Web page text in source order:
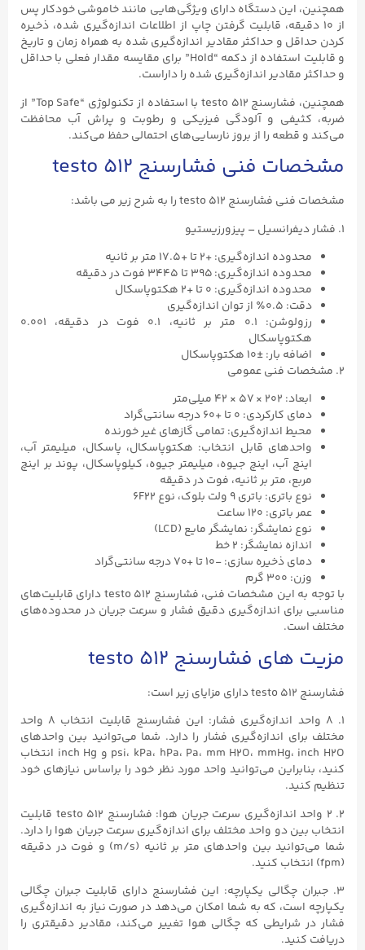
همچنین، این دستگاه دارای ویژگی‌هایی مانند خاموشی خودکار پس
از ۱۰ دقیقه، قابلیت گرفتن چاپ از اطلاعات اندازه‌گیری شده، ذخیره
کردن حداقل و حداکثر مقادیر اندازه‌گیری شده به همراه زمان و تاریخ
و قابلیت استفاده از دکمه “Hold” برای مقایسه مقدار فعلی با حداقل
و حداکثر مقادیر اندازه‌گیری شده را داراست.
همچنین، فشارسنج testo ۵۱۲ با استفاده از تکنولوژی “Top Safe” از
ضربه، کثیفی و آلودگی فیزیکی و رطوبت و پراش آب محافظت
می‌کند و قطعه را از بروز نارسایی‌های احتمالی حفظ می‌کند.
مشخصات فنی فشارسنج testo ۵۱۲
مشخصات فنی فشارسنج testo ۵۱۲ را به شرح زیر می باشد:
۱. فشار دیفرانسیل – پیزورزیستیو
محدوده اندازه‌گیری: +۲ تا +۱۷.۵ متر بر ثانیه
محدوده اندازه‌گیری: ۳۹۵ تا ۳۴۴۵ فوت در دقیقه
محدوده اندازه‌گیری: ۰ تا +۲ هکتوپاسکال
دقت: ۰.۵٪ از توان اندازه‌گیری
رزولوشن: ۰.۱ متر بر ثانیه، ۰.۱ فوت در دقیقه، ۰.۰۰۱
هکتوپاسکال
اضافه بار: ±۱۰ هکتوپاسکال
۲. مشخصات فنی عمومی
ابعاد: ۲۰۲ × ۵۷ × ۴۲ میلی‌متر
دمای کارکردی: ۰ تا +۶۰ درجه سانتی‌گراد
محیط اندازه‌گیری: تمامی گازهای غیر خورنده
واحدهای قابل انتخاب: هکتوپاسکال، پاسکال، میلیمتر آب،
اینچ آب، اینچ جیوه، میلیمتر جیوه، کیلوپاسکال، پوند بر اینچ
مربع، متر بر ثانیه، فوت در دقیقه
نوع باتری: باتری ۹ ولت بلوک، نوع 6F22
عمر باتری: ۱۲۰ ساعت
نوع نمایشگر: نمایشگر مایع (LCD)
اندازه نمایشگر: ۲ خط
دمای ذخیره سازی: -۱۰ تا +۷۰ درجه سانتی‌گراد
وزن: ۳۰۰ گرم
با توجه به این مشخصات فنی، فشارسنج testo ۵۱۲ دارای قابلیت‌های
مناسبی برای اندازه‌گیری دقیق فشار و سرعت جریان در محدوده‌های
مختلف است.
مزیت های فشارسنج testo ۵۱۲
فشارسنج testo ۵۱۲ دارای مزایای زیر است:
۱. ۸ واحد اندازه‌گیری فشار: این فشارسنج قابلیت انتخاب ۸ واحد
مختلف برای اندازه‌گیری فشار را دارد. شما می‌توانید بین واحدهای
psi، kPa، hPa، Pa، mm H2O، mmHg، inch H2O و inch Hg انتخاب
کنید، بنابراین می‌توانید واحد مورد نظر خود را براساس نیاز‌های خود
تنظیم کنید.
۲. ۲ واحد اندازه‌گیری سرعت جریان هوا: فشارسنج testo ۵۱۲ قابلیت
انتخاب بین دو واحد مختلف برای اندازه‌گیری سرعت جریان هوا را دارد.
شما می‌توانید بین واحدهای متر بر ثانیه (m/s) و فوت در دقیقه
(fpm) انتخاب کنید.
۳. جبران چگالی یکپارچه: این فشارسنج دارای قابلیت جبران چگالی
یکپارچه است، که به شما امکان می‌دهد در صورت نیاز به اندازه‌گیری
فشار در شرایطی که چگالی هوا تغییر می‌کند، مقادیر دقیقتری را
دریافت کنید.